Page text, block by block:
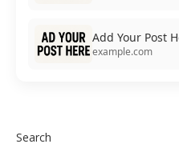
Add Your Post
example.com
Search